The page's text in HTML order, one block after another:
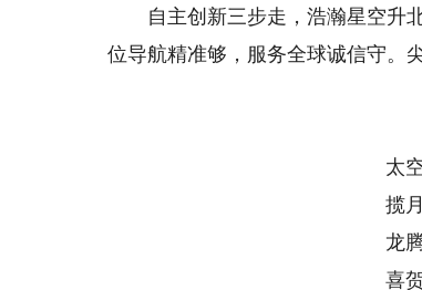
自主创新三步走，浩瀚星空升北
位导航精准够，服务全球诚信守。
太
揽
龙
喜